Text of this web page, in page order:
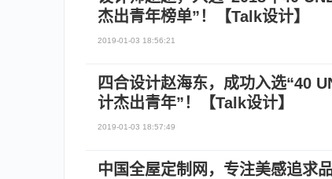
杰出青年榜单”！【Talk设计】
2019-01-03 18:56:21
四合设计赵海东，成功入选“40
计杰出青年”！【Talk设计】
2019-01-03 18:57:49
中国全屋定制网，专注美感追求